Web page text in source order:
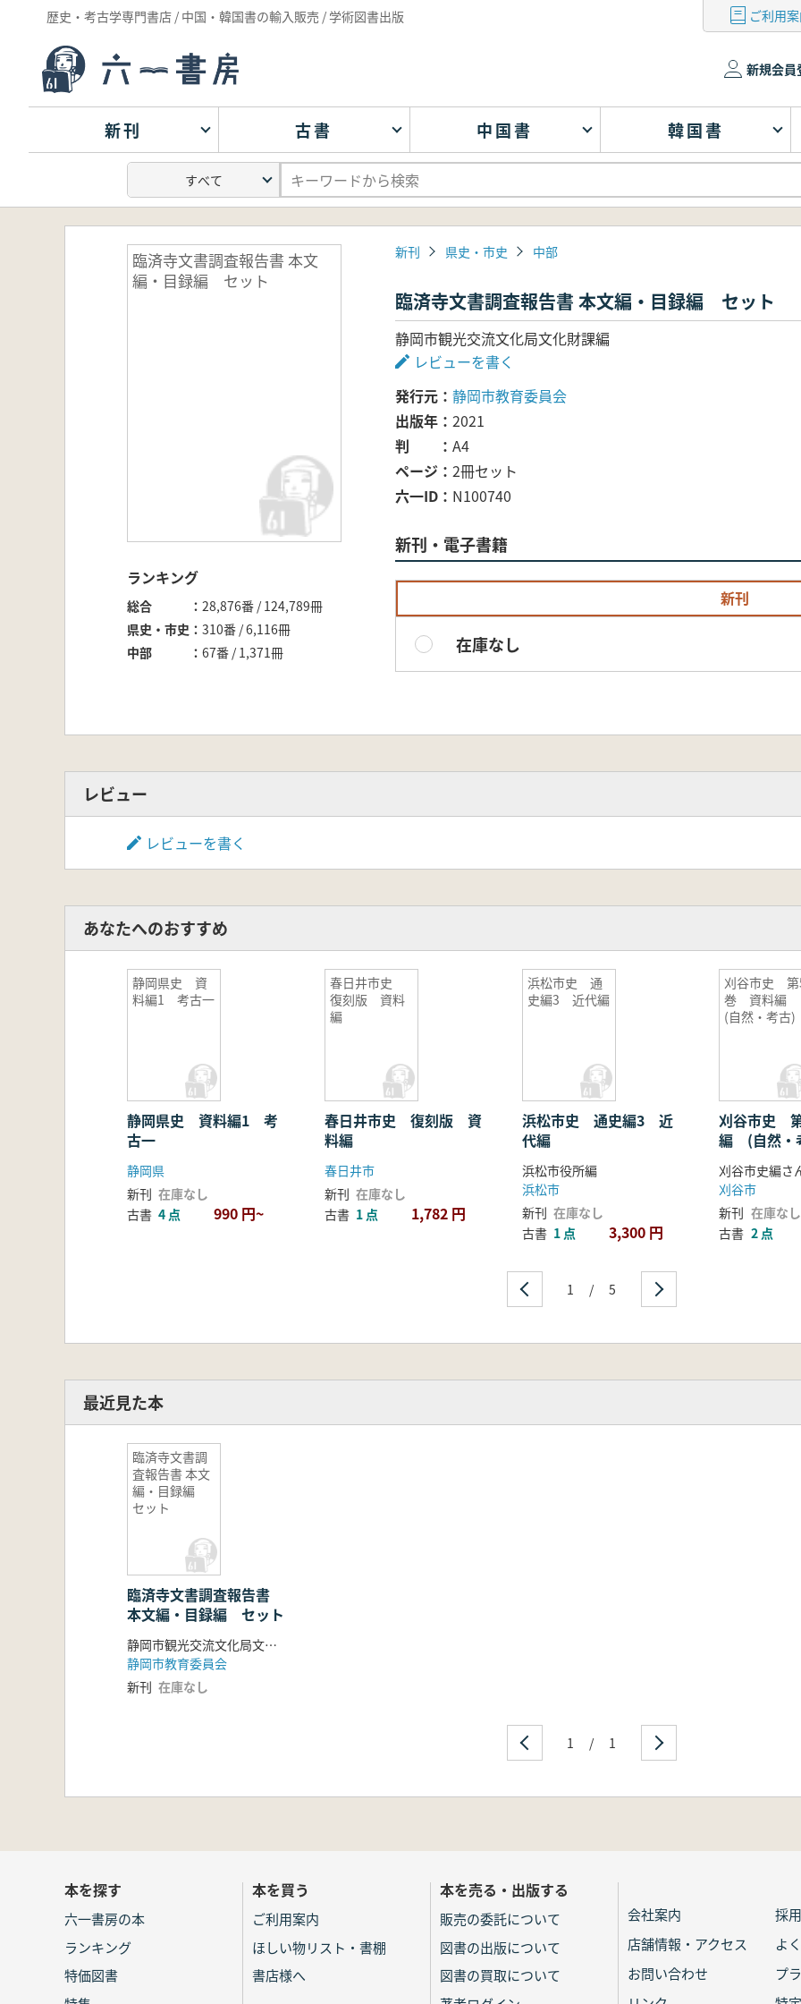
歴史・考古学専門書店 / 中国・韓国書の輸入販売 / 学術図書出版 ご利用
新規会員
新刊 古書 中国書 韓国書
臨済寺文書調査報告書 本文
編・目録編 セット
ランキング
総合
28,876番 / 124,789冊
県史・市史
310番 / 6,116冊
中部
67番 / 1,371冊
新刊 県史・市史 中部
臨済寺文書調査報告書 本文編・目録編 セット
静岡市観光交流文化局文化財課編
レビューを書く
発行元
静岡市教育委員会
出版年
2021
判
A4
ページ
2冊セット
六一ID
N100740
新刊・電子書籍
新刊
在庫なし
レビュー
レビューを書く
あなたへのおすすめ
静岡県史 資
料編1 考古一
静岡県史 資料編1 考
古一
静岡県
新刊 在庫なし
古書 4 点 990 円~
春日井市史
復刻版 資料
編
春日井市史 復刻版 資
料編
春日井市
新刊 在庫なし
古書 1 点 1,782 円
浜松市史 通
史編3 近代編
浜松市史 通史編3 近
代編
浜松市役所編
浜松市
新刊 在庫なし
古書 1 点 3,300 円
刈谷市史 第
巻 資料編
(自然・考古)
刈谷市史
編 (自然・
刈谷市
新刊 在庫なし
古書 2 点
1 / 5
最近見た本
臨済寺文書調
査報告書 本文
編・目録編
セット
臨済寺文書調査報告書
本文編・目録編 セット
静岡市観光交流文化局文化財課編
静岡市教育委員会
新刊 在庫なし
1 / 1
本を探す
六一書房の本
ランキング
特価図書
本を買う
ご利用案内
ほしい物リスト・書棚
書店様へ
本を売る・出版する
販売の委託について
図書の出版について
図書の買取について
会社案内
採
店舗情報・アクセス
よ
お問い合わせ
プ